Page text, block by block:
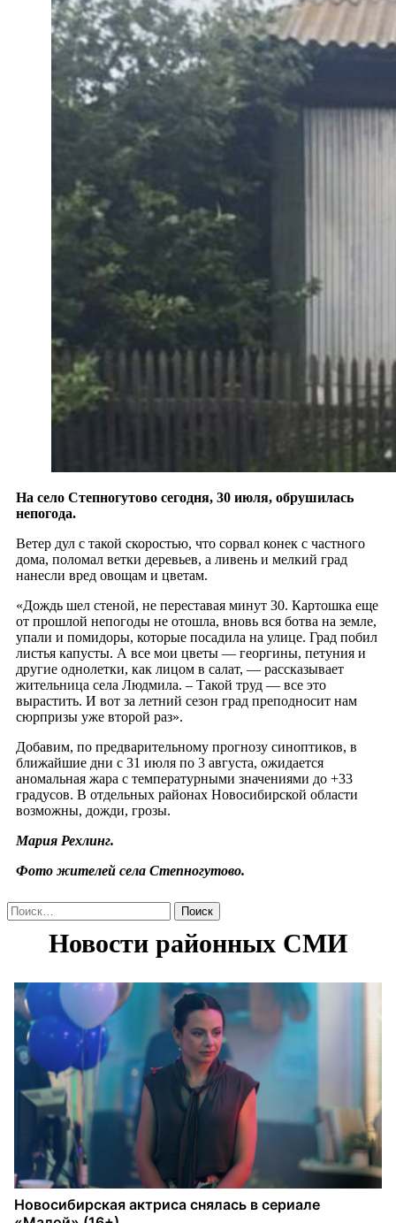
На село Степногутово сегодня, 30 июля, обрушилась
непогода.
Ветер дул с такой скоростью, что сорвал конек с частного
дома, поломал ветки деревьев, а ливень и мелкий град
нанесли вред овощам и цветам.
«Дождь шел стеной, не переставая минут 30. Картошка еще
от прошлой непогоды не отошла, вновь вся ботва на земле,
упали и помидоры, которые посадила на улице. Град побил
листья капусты. А все мои цветы — георгины, петуния и
другие однолетки, как лицом в салат, — рассказывает
жительница села Людмила. – Такой труд — все это
вырастить. И вот за летний сезон град преподносит нам
сюрпризы уже второй раз».
Добавим, по предварительному прогнозу синоптиков, в
ближайшие дни с 31 июля по 3 августа, ожидается
аномальная жара с температурными значениями до +33
градусов. В отдельных районах Новосибирской области
возможны, дожди, грозы.
Мария Рехлинг.
Фото жителей села Степногутово.
Найти: